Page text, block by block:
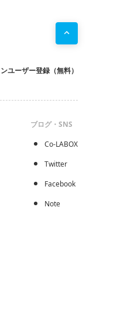
ユーザー登録（無料）
ブログ・SNS
Co-LABOX
Twitter
Facebook
Note